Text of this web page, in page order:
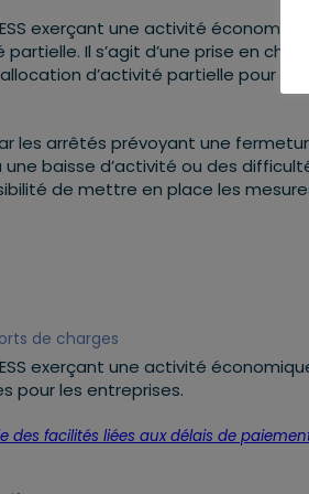
exerçant une activité
Il s’agit d’une prise en
d’activité partielle pour un
les arrêtés prévoyant une
baisse d’activité ou des
de mettre en place les
de charges
exerçant une activité
pour les entreprises.
des facilités liées aux délais de